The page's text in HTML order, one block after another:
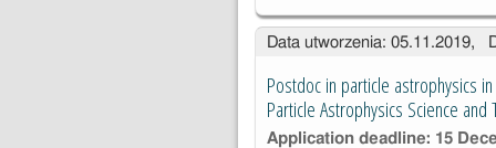
Data utworzenia: 05.11.2019,
Postdoc in particle astrophysics
Particle Astrophysics Science
Application deadline: 15